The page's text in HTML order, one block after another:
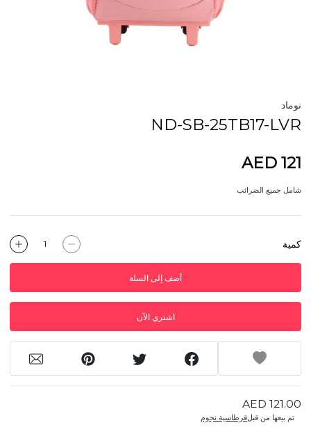
نوماد
ND-SB-25TB17-LVR
AED 121
شامل جميع الضرائب
كمية
أضف إلى السلة
اشتري الآن
AED 121.00
تم بيعها من قبلقرطاسية نجوم